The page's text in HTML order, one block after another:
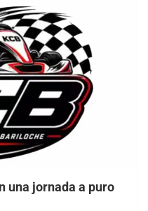
una jornada a puro